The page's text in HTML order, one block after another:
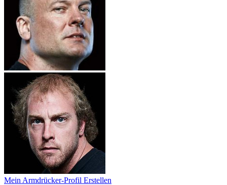
Mein Armdrücker-Profil Erstellen